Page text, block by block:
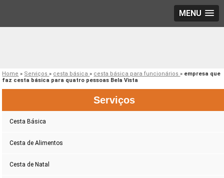
MENU
Home » Serviços» cesta básica» cesta básica para funcionários» empresa que
faz cesta básica para quatro pessoas Bela Vista
Serviços
Cesta Básica
Cesta de Alimentos
Cesta de Natal